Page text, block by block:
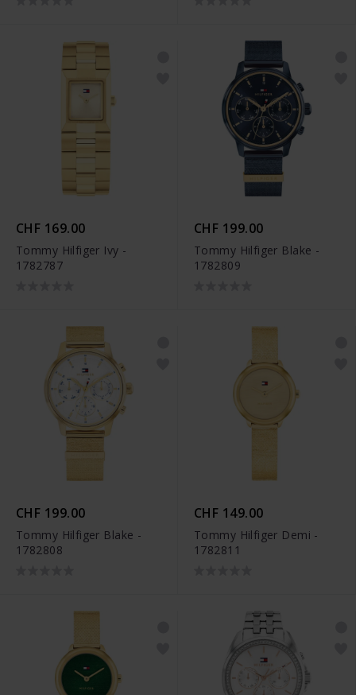
CHF 169.00
Tommy Hilfiger Ivy -
1782787
CHF 199.00
Tommy Hilfiger Blake -
1782809
CHF 199.00
Tommy Hilfiger Blake -
1782808
CHF 149.00
Tommy Hilfiger Demi -
1782811